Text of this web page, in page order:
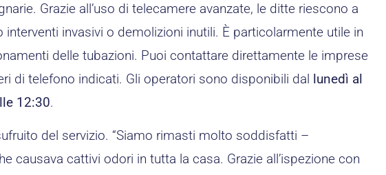
Grazie all’uso di telecamere avanzate, le ditte riescono a
invasivi o demolizioni inutili. È particolarmente utile in
delle tubazioni. Puoi contattare direttamente le imprese
di telefono indicati. Gli operatori sono disponibili dal lunedì al
12:30.
del servizio. “Siamo rimasti molto soddisfatti –
causava cattivi odori in tutta la casa. Grazie all’ispezione con